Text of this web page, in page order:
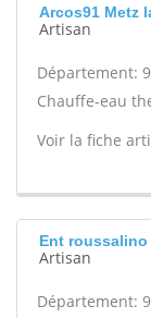
Arcos91 Metz
Artisan
Département:
Chauffe-eau
Voir la fiche
Ent
Artisan
Département: